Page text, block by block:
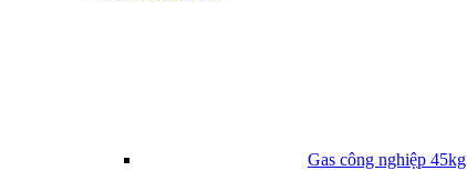
Gas công nghiệp 45kg